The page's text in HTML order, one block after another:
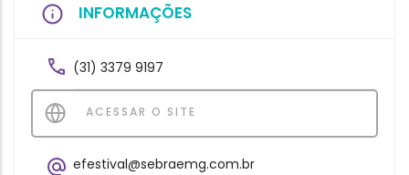
INFORMAÇÕES
(31) 3379 9197
ACESSAR O SITE
efestival@sebraemg.com.br